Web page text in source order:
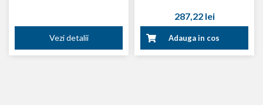
Vezi detalii
287,22 lei
Adauga in cos